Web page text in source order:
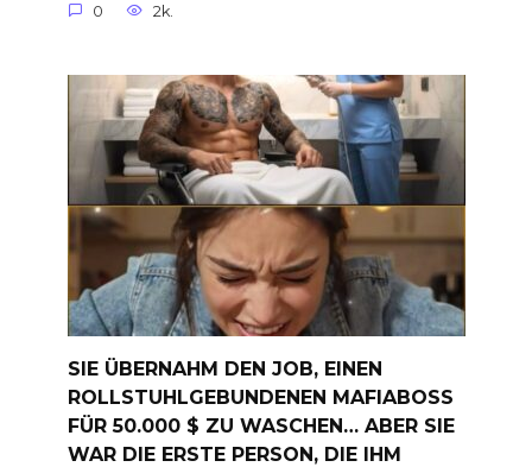
0 2k.
SIE ÜBERNAHM DEN JOB, EINEN
ROLLSTUHLGEBUNDENEN MAFIABOSS
FÜR 50.000 $ ZU WASCHEN… ABER SIE
WAR DIE ERSTE PERSON, DIE IHM